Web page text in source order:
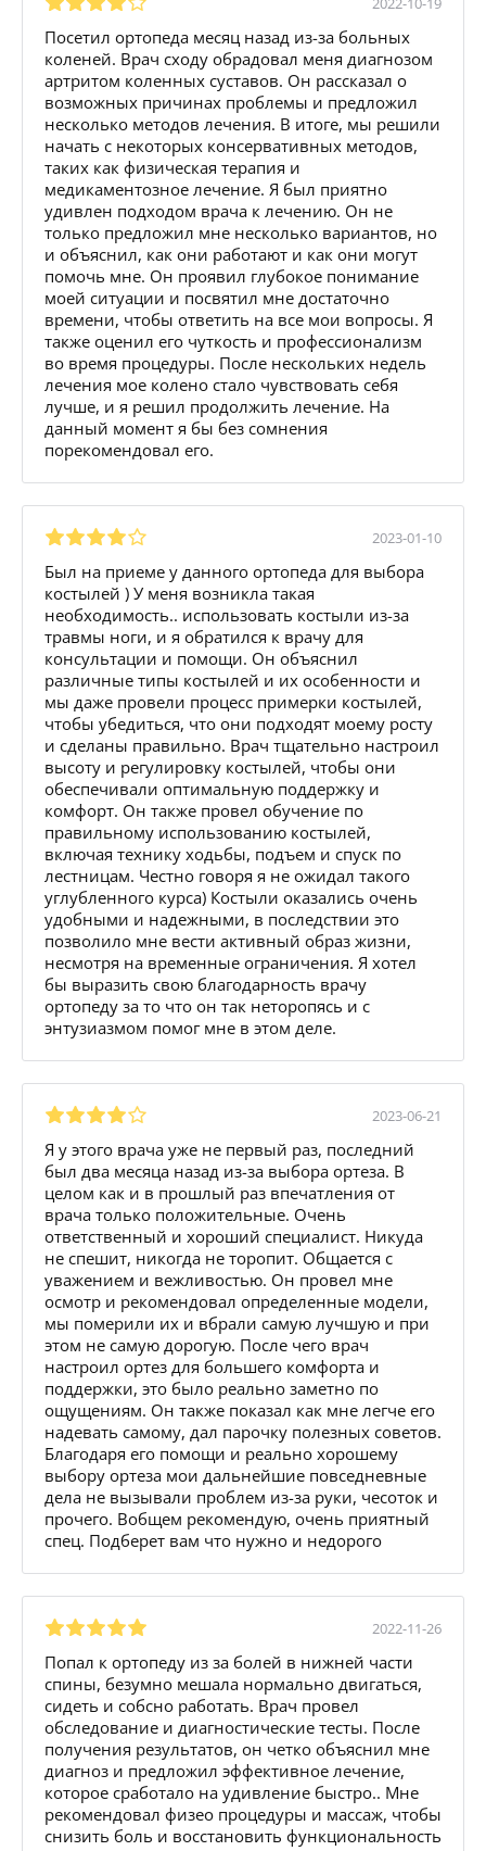
Посетил ортопеда месяц назад из-за больных
коленей. Врач сходу обрадовал меня диагнозом
артритом коленных суставов. Он рассказал о
возможных причинах проблемы и предложил
несколько методов лечения. В итоге, мы решили
начать с некоторых консервативных методов,
таких как физическая терапия и
медикаментозное лечение. Я был приятно
удивлен подходом врача к лечению. Он не
только предложил мне несколько вариантов, но
и объяснил, как они работают и как они могут
помочь мне. Он проявил глубокое понимание
моей ситуации и посвятил мне достаточно
времени, чтобы ответить на все мои вопросы. Я
также оценил его чуткость и профессионализм
во время процедуры. После нескольких недель
лечения мое колено стало чувствовать себя
лучше, и я решил продолжить лечение. На
данный момент я бы без сомнения
порекомендовал его.
2023-01-10
Был на приеме у данного ортопеда для выбора
костылей ) У меня возникла такая
необходимость.. использовать костыли из-за
травмы ноги, и я обратился к врачу для
консультации и помощи. Он объяснил
различные типы костылей и их особенности и
мы даже провели процесс примерки костылей,
чтобы убедиться, что они подходят моему росту
и сделаны правильно. Врач тщательно настроил
высоту и регулировку костылей, чтобы они
обеспечивали оптимальную поддержку и
комфорт. Он также провел обучение по
правильному использованию костылей,
включая технику ходьбы, подъем и спуск по
лестницам. Честно говоря я не ожидал такого
углубленного курса) Костыли оказались очень
удобными и надежными, в последствии это
позволило мне вести активный образ жизни,
несмотря на временные ограничения. Я хотел
бы выразить свою благодарность врачу
ортопеду за то что он так неторопясь и с
энтузиазмом помог мне в этом деле.
2023-06-21
Я у этого врача уже не первый раз, последний
был два месяца назад из-за выбора ортеза. В
целом как и в прошлый раз впечатления от
врача только положительные. Очень
ответственный и хороший специалист. Никуда
не спешит, никогда не торопит. Общается с
уважением и вежливостью. Он провел мне
осмотр и рекомендовал определенные модели,
мы померили их и вбрали самую лучшую и при
этом не самую дорогую. После чего врач
настроил ортез для большего комфорта и
поддержки, это было реально заметно по
ощущениям. Он также показал как мне легче его
надевать самому, дал парочку полезных советов.
Благодаря его помощи и реально хорошему
выбору ортеза мои дальнейшие повседневные
дела не вызывали проблем из-за руки, чесоток и
прочего. Вобщем рекомендую, очень приятный
спец. Подберет вам что нужно и недорого
2022-11-26
Попал к ортопеду из за болей в нижней части
спины, безумно мешала нормально двигаться,
сидеть и собсно работать. Врач провел
обследование и диагностические тесты. После
получения результатов, он четко объяснил мне
диагноз и предложил эффективное лечение,
которое сработало на удивление быстро.. Мне
рекомендовал физео процедуры и массаж, чтобы
снизить боль и восстановить функциональность